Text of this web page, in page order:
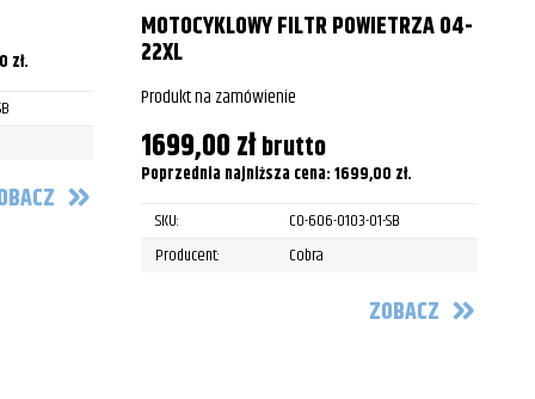
2010
2011
2000
2001
2002
zł.
MOTOCYKLOWY FILTR POWIETRZA 04-
22XL
Produkt na zamówienie
1699,00złbrutto
Poprzednia najniższa cena:1699,00 zł.
SKU:
CO-606-0103-01-SB
Producent:
Cobra
ZOBACZ